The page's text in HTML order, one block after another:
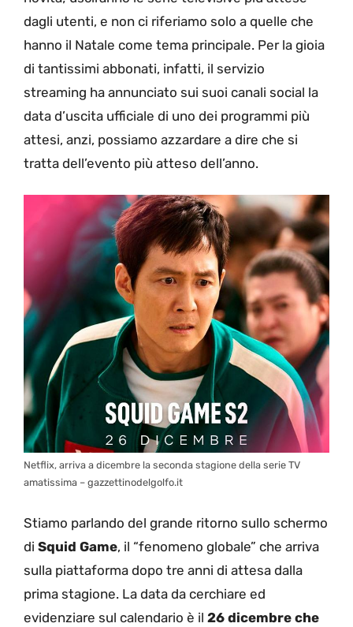
dagli utenti, e non ci riferiamo solo a quelle che
hanno il Natale come tema principale. Per la gioia
di tantissimi abbonati, infatti, il servizio
streaming ha annunciato sui suoi canali social la
data d’uscita ufficiale di uno dei programmi più
attesi, anzi, possiamo azzardare a dire che si
tratta dell’evento più atteso dell’anno.
Netflix, arriva a dicembre la seconda stagione della serie TV
amatissima – gazzettinodelgolfo.it
Stiamo parlando del grande ritorno sullo schermo
di Squid Game, il “fenomeno globale” che arriva
sulla piattaforma dopo tre anni di attesa dalla
prima stagione. La data da cerchiare ed
evidenziare sul calendario è il 26 dicembre che